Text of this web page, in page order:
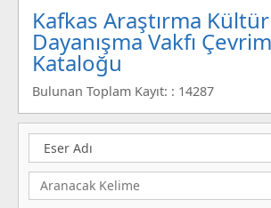
Kafkas Araştırma
Dayanışma Vakfı
Kataloğu
Bulunan Toplam Kayıt: : 14287